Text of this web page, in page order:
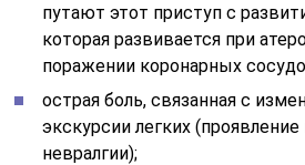
путают этот приступ с
которая развивается при
поражении коронарных
острая боль, связанная с
экскурсии легких
невралгии);